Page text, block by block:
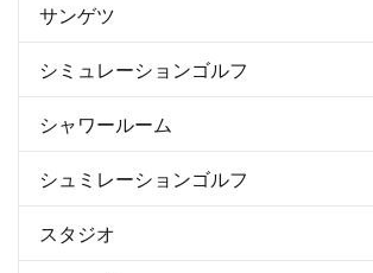
サンゲツ
シミュレーションゴルフ
シャワールーム
シュミレーションゴルフ
スタジオ